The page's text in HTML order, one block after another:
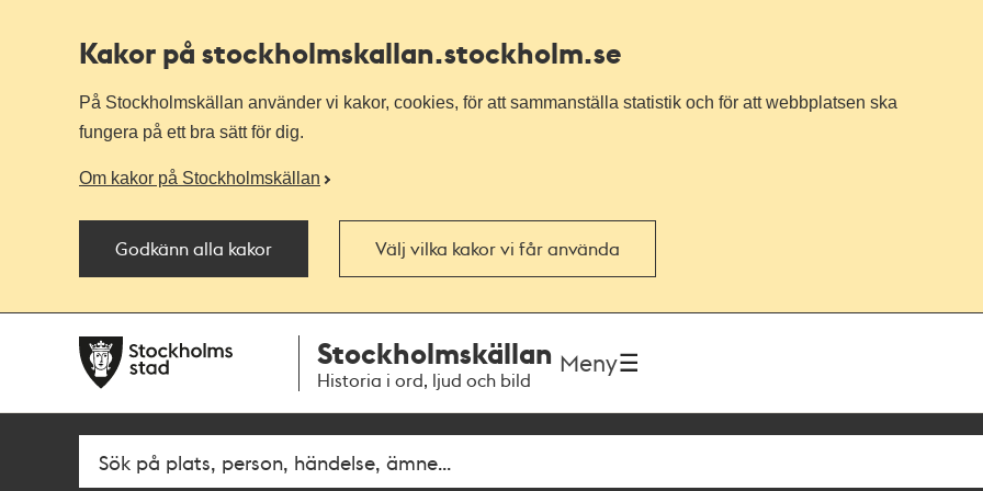
Kakor på stockholmskallan.stockholm.se
På Stockholmskällan använder vi kakor, cookies, för att sammanställa statistik och för att webbplatsen ska
fungera på ett bra sätt för dig.
Om kakor på Stockholmskällan
Godkänn alla kakor Välj vilka kakor vi får använda
navigationen
huvudinnehållet
Stockholmskällan
Historia i ord, ljud och bild
Meny
SökFritextsök